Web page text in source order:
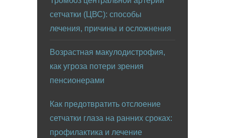
сетчатки (ЦВС): способы
лечения, причины и осложнения
Возрастная макулодистрофия,
как угроза потери зрения
пенсионерами
Как предотвратить отслоение
сетчатки глаза на ранних сроках:
профилактика и лечение